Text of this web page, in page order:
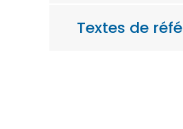
Textes de